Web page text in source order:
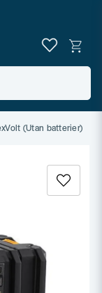
(Utan batterier)